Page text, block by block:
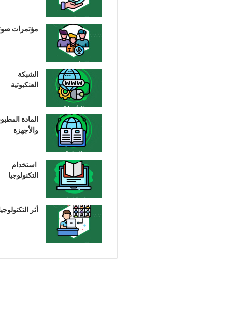
مؤتمرات
الشبكة
العنكبوتية
المادة
والأجهزة
استخدام
التكنولوجيا
أثر